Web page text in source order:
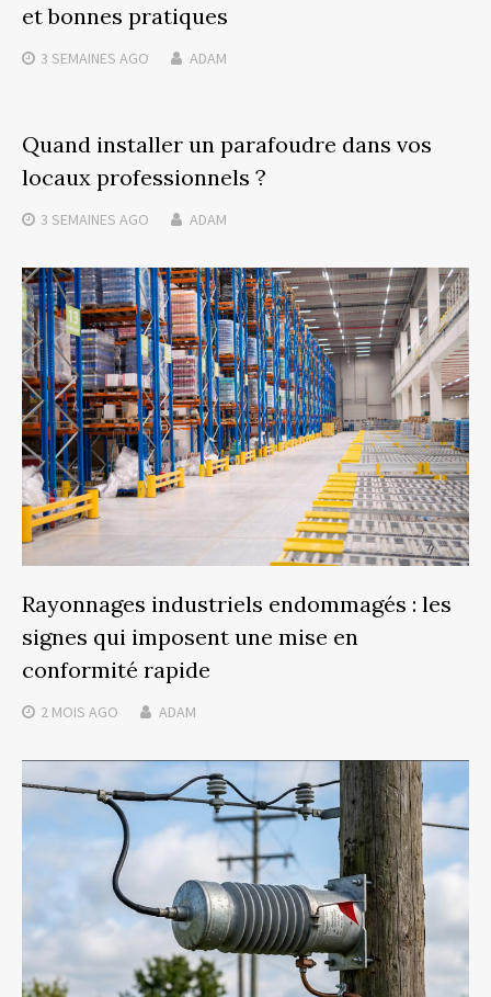
et bonnes pratiques
3 SEMAINES AGO ADAM
Quand installer un parafoudre dans vos
locaux professionnels ?
3 SEMAINES AGO ADAM
Rayonnages industriels endommagés : les
signes qui imposent une mise en
conformité rapide
2 MOIS AGO ADAM